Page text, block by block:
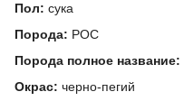
Пол: сука
Порода: РОС
Порода полное название:
Окрас: черно-пегий